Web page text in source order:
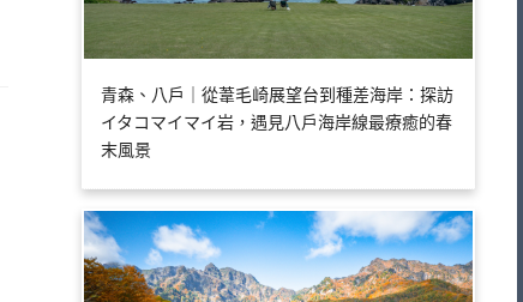
青森、八戶｜從葦毛崎展望台到種差海岸：探訪
イタコマイマイ岩，遇見八戶海岸線最療癒的春
末風景